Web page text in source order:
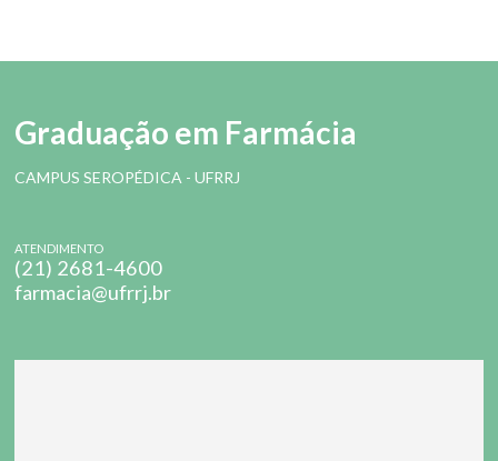
Graduação em Farmácia
CAMPUS SEROPÉDICA - UFRRJ
ATENDIMENTO
(21) 2681-4600
farmacia@ufrrj.br